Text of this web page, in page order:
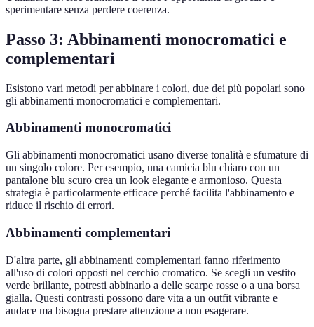
sperimentare senza perdere coerenza.
Passo 3: Abbinamenti monocromatici e
complementari
Esistono vari metodi per abbinare i colori, due dei più popolari sono
gli abbinamenti monocromatici e complementari.
Abbinamenti monocromatici
Gli abbinamenti monocromatici usano diverse tonalità e sfumature di
un singolo colore. Per esempio, una camicia blu chiaro con un
pantalone blu scuro crea un look elegante e armonioso. Questa
strategia è particolarmente efficace perché facilita l'abbinamento e
riduce il rischio di errori.
Abbinamenti complementari
D'altra parte, gli abbinamenti complementari fanno riferimento
all'uso di colori opposti nel cerchio cromatico. Se scegli un vestito
verde brillante, potresti abbinarlo a delle scarpe rosse o a una borsa
gialla. Questi contrasti possono dare vita a un outfit vibrante e
audace ma bisogna prestare attenzione a non esagerare.